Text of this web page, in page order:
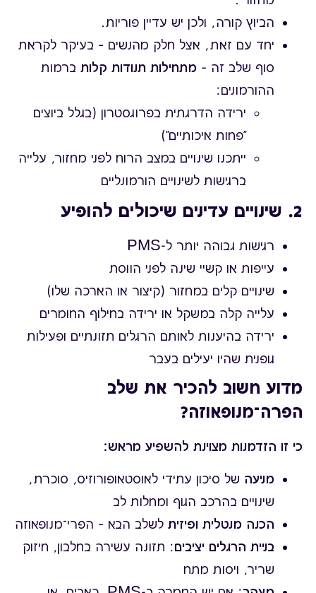
הביוץ קורה, ולכן יש עדיין פוריות.
יחד עם זאת, אצל חלק מהנשים – בעיקר לקראת
סוף שלב זה – מתחילות תנודות קלות ברמות
ההורמונים:
ירידה הדרגתית בפרוגסטרון (בגלל ביוצים
"פחות איכותיים")
ייתכנו שינויים במצב הרוח לפני מחזור, עלייה
ברגישות לשינויים הורמונליים
2. שינויים עדינים שיכולים להופיע
רגישות גבוהה יותר ל-PMS
עייפות או קשיי שינה לפני הווסת
שינויים קלים במחזור (קיצור או הארכה שלו)
עלייה קלה במשקל או ירידה בחילוף החומרים
ירידה בהיענות לאותם הרגלים תזונתיים ופעילות
גופנית שהיו יעילים בעבר
מדוע חשוב להכיר את שלב
הפרה־מנופאוזה?
כי זו הזדמנות מצוינת להשפיע מראש:
מניעה של סיכון עתידי לאוסטאופורוזיס, סוכרת,
שינויים בהרכב הגוף ומחלות לב
הכנה מנטלית ופיזית לשלב הבא – הפרי־מנופאוזה
בניית הרגלים יציבים: תזונה עשירה בחלבון, חיזוק
שריר, ויסות מתח